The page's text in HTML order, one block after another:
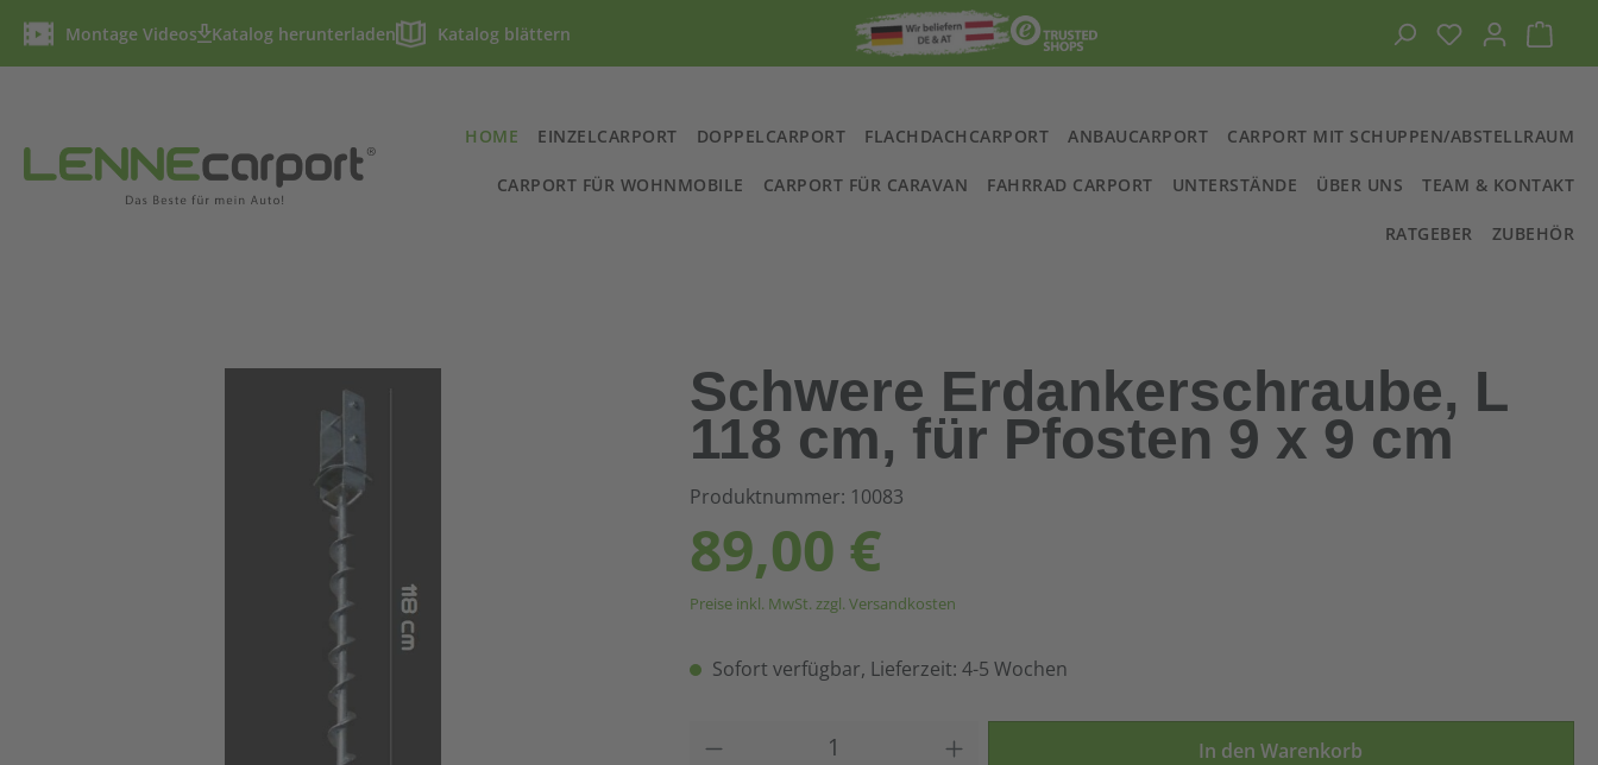
Montage Videos Katalog herunterladen Katalog blättern Du hast 0
HOME EINZELCARPORT DOPPELCARPORT FLACHDACHCARPORT ANBAUCARPORT CARPORT MIT SCHUPPEN/ABSTELLRAUM
CARPORT FÜR WOHNMOBILE CARPORT FÜR CARAVAN FAHRRAD CARPORT UNTERSTÄNDE ÜBER UNS TEAM & KONTAKT
RATGEBER ZUBEHÖR
Schwere Erdankerschraube, L
118 cm, für Pfosten 9 x 9 cm
Produktnummer: 10083
89,00 €
Preise inkl. MwSt. zzgl. Versandkosten
Sofort verfügbar, Lieferzeit: 4-5 Wochen
Produkt Anzahl: Gib den gewünschten Wert ein oder benutze die
In den Warenkorb